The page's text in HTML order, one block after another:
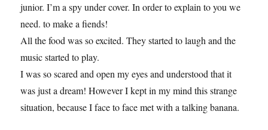
junior. I’m a spy under cover. In order to explain to you we
need. to make a fiends!
All the food was so excited. They started to laugh and the
music started to play.
I was so scared and open my eyes and understood that it
was just a dream! However I kept in my mind this strange
situation, because I face to face met with a talking banana.